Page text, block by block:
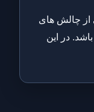
از چالش های
در این